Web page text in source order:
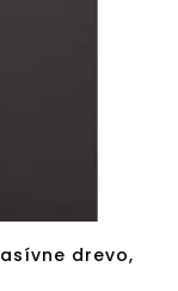
drevo,